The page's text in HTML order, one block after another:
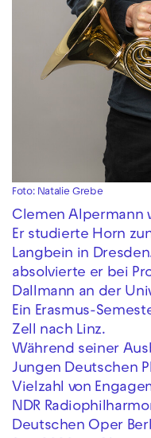
Foto: Natalie Grebe
Clemen Alpermann
Er studierte Horn
Langbein in
absolvierte er bei
Dallmann an der
Ein Erasmus-
Zell nach Linz.
Während seiner
Jungen Deutschen
Vielzahl von
NDR
Deutschen Oper